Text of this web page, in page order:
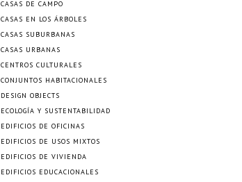
CASAS DE CAMPO
CASAS EN LOS ÁRBOLES
CASAS SUBURBANAS
CASAS URBANAS
CENTROS CULTURALES
CONJUNTOS HABITACIONALES
DESIGN OBJECTS
ECOLOGÍA Y SUSTENTABILIDAD
EDIFICIOS DE OFICINAS
EDIFICIOS DE USOS MIXTOS
EDIFICIOS DE VIVIENDA
EDIFICIOS EDUCACIONALES